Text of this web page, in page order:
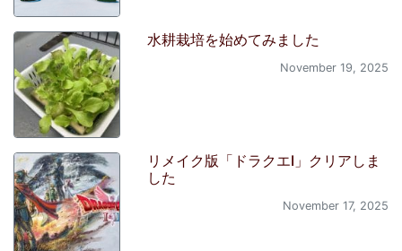
水耕栽培を始めてみました
November 19, 2025
リメイク版「ドラクエI」クリアしま
した
November 17, 2025